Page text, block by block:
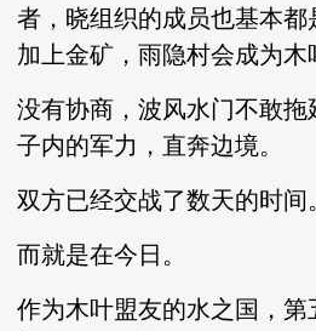
者，晓组织的成员也基本
加上金矿，雨隐村会成为木
没有协商，波风水门不敢
子内的军力，直奔边境。
双方已经交战了数天的时间
而就是在今日。
作为木叶盟友的水之国，第